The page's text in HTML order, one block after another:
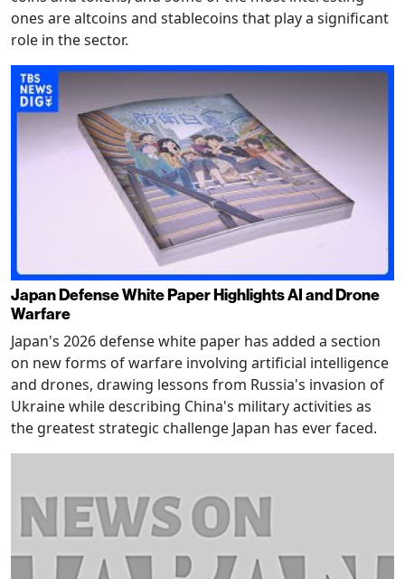
ones are altcoins and stablecoins that play a significant
role in the sector.
Japan Defense White Paper Highlights AI and Drone
Warfare
Japan's 2026 defense white paper has added a section
on new forms of warfare involving artificial intelligence
and drones, drawing lessons from Russia's invasion of
Ukraine while describing China's military activities as
the greatest strategic challenge Japan has ever faced.